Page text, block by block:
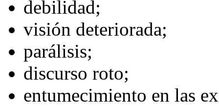
debilidad;
visión deteriorada;
parálisis;
discurso roto;
entumecimiento en las